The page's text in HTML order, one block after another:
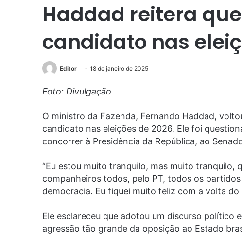
Haddad reitera
candidato nas
Editor 18 de janeiro de 2025
Foto: Divulgação
O ministro da Fazenda, Fernando Haddad,
candidato nas eleições de 2026. Ele foi
concorrer à Presidência da República, ao
“Eu estou muito tranquilo, mas muito tranquilo,
companheiros todos, pelo PT, todos os
democracia. Eu fiquei muito feliz com a volta do
Ele esclareceu que adotou um discurso político
agressão tão grande da oposição ao Estado